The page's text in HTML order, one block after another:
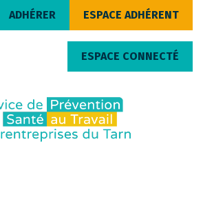
ADHÉRER ESPACE ADHÉRENT
ESPACE CONNECTÉ